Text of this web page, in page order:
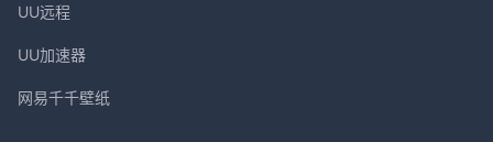
UU远程
UU加速器
网易千千壁纸